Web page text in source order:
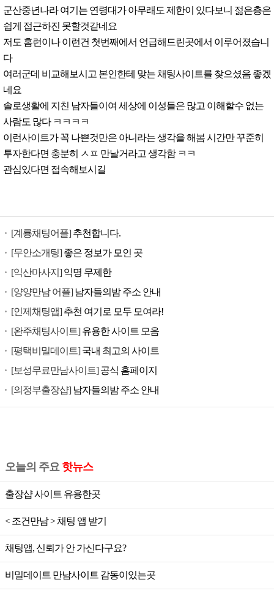
군산중년나라 여기는 연령대가 아무래도 제한이 있다보니 젊은층은
쉽게 접근하진 못할것같네요
저도 홈런이나 이런건 첫번째에서 언급해드린곳에서 이루어졌습니
다
여러군데 비교해보시고 본인한테 맞는 채팅사이트를 찾으셨음 좋겠
네요
솔로생활에 지친 남자들이여 세상에 이성들은 많고 이해할수 없는
사람도 많다 ㅋㅋㅋㅋ
이런사이트가 꼭 나쁜것만은 아니라는 생각을 해봄 시간만 꾸준히
투자한다면 충분히 ㅅㅍ 만날거라고 생각함 ㅋㅋ
관심있다면 접속해보시길
[계룡채팅어플]추천합니다.
[무안소개팅]좋은 정보가 모인 곳
[익산마사지]익명 무제한
[양양만남 어플]남자들의밤 주소 안내
[인제채팅앱]추천 여기로 모두 모여라!
[완주채팅사이트]유용한 사이트 모음
[평택비밀데이트]국내 최고의 사이트
[보성무료만남사이트]공식 홈페이지
[의정부출장샵]남자들의밤 주소 안내
오늘의 주요핫뉴스
출장샵 사이트 유용한곳
< 조건만남 > 채팅 앱 받기
채팅앱, 신뢰가 안 가신다구요?
비밀데이트 만남사이트 감동이있는곳